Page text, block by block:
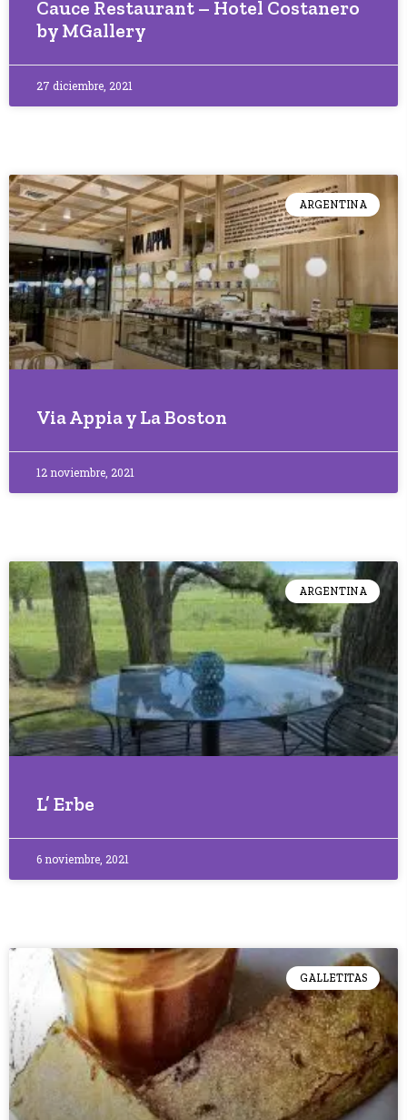
Cauce Restaurant – Hotel Costanero
by MGallery
27 diciembre, 2021
ARGENTINA
Via Appia y La Boston
12 noviembre, 2021
ARGENTINA
L’ Erbe
6 noviembre, 2021
GALLETITAS